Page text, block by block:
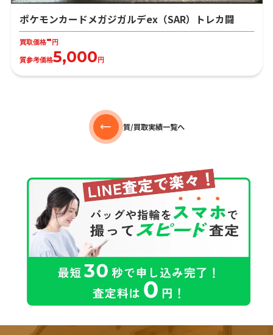
ポケモンカードメガジガルデex（SAR）トレカ闘
買取価格- 円
質参考価格5,000 円
質/買取実績一覧へ